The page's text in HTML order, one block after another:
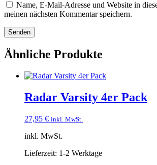
Name, E-Mail-Adresse und Website in
meinen nächsten Kommentar speichern.
Ähnliche Produkte
Radar Varsity 4er Pack
27,95 € inkl. MwSt.
inkl. MwSt.
Lieferzeit: 1-2 Werktage